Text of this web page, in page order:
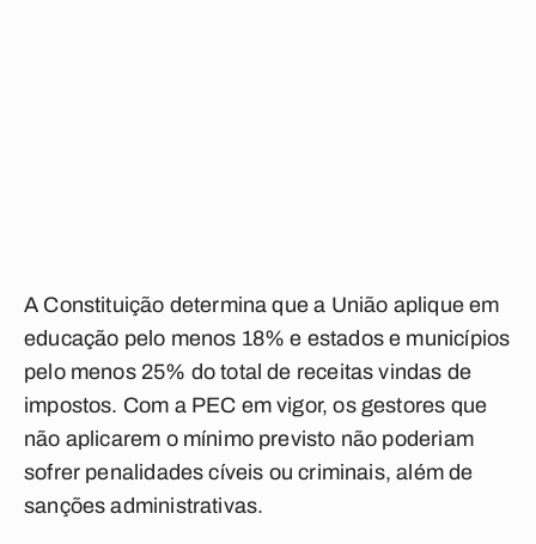
A Constituição determina que a União aplique em
educação pelo menos 18% e estados e municípios
pelo menos 25% do total de receitas vindas de
impostos. Com a PEC em vigor, os gestores que
não aplicarem o mínimo previsto não poderiam
sofrer penalidades cíveis ou criminais, além de
sanções administrativas.